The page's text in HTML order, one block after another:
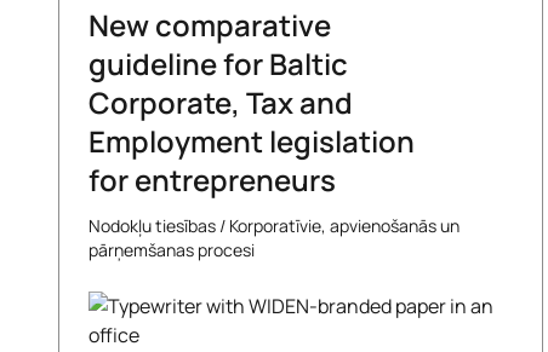
New comparative
guideline for Baltic
Corporate, Tax and
Employment legislation
for entrepreneurs
Nodokļu tiesības / Korporatīvie, apvienošanās un
pārņemšanas procesi